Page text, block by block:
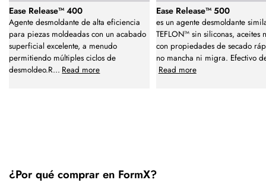
Ease Release™ 400
Agente desmoldante de alta eficiencia
para piezas moldeadas con un acabado
superficial excelente, a menudo
permitiendo múltiples ciclos de
desmoldeo.R... Read more
Ease Release™ 500
es un agente desmoldante
TEFLON™ sin siliconas, aceites
con propiedades de secado
no mancha ni migra. Efectivo
Read more
¿Por qué comprar en FormX?